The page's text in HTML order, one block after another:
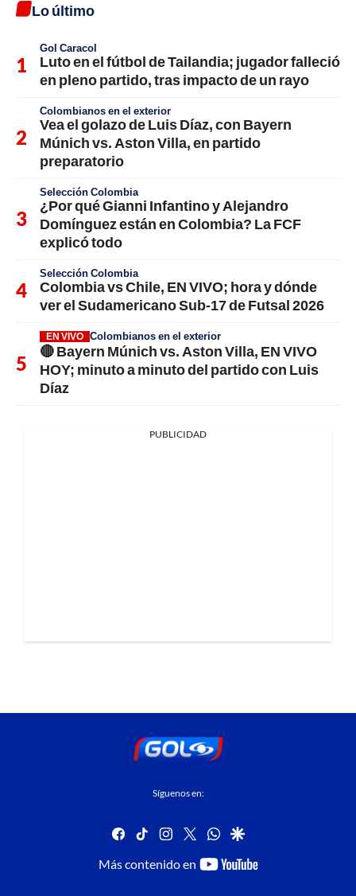
Lo último
Gol Caracol
Luto en el fútbol de Tailandia; jugador falleció
en pleno partido, tras impacto de un rayo
Colombianos en el exterior
Vea el golazo de Luis Díaz, con Bayern
Múnich vs. Aston Villa, en partido
preparatorio
Selección Colombia
¿Por qué Gianni Infantino y Alejandro
Domínguez están en Colombia? La FCF
explicó todo
Selección Colombia
Colombia vs Chile, EN VIVO; hora y dónde
ver el Sudamericano Sub-17 de Futsal 2026
EN VIVO Colombianos en el exterior
🔴 Bayern Múnich vs. Aston Villa, EN VIVO
HOY; minuto a minuto del partido con Luis
Díaz
PUBLICIDAD
Síguenos en:
facebook
tiktok instagram
twitterwhatsapp
google
Más contenido en
youtube-